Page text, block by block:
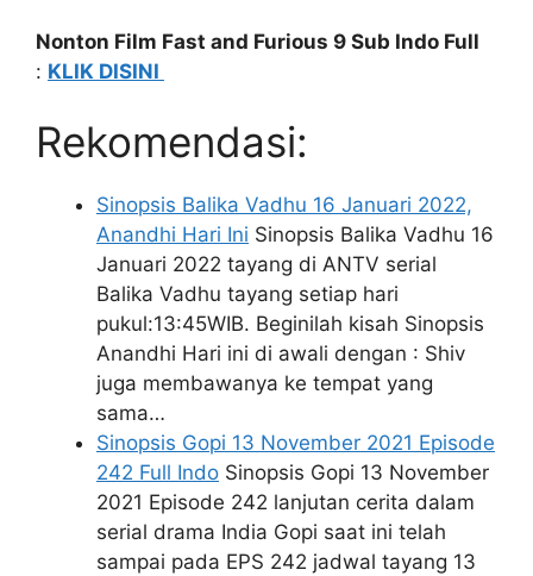
Nonton Film Fast and Furious 9 Sub Indo Full
: KLIK DISINI
Rekomendasi:
Sinopsis Balika Vadhu 16 Januari 2022,
Anandhi Hari Ini Sinopsis Balika Vadhu 16
Januari 2022 tayang di ANTV serial
Balika Vadhu tayang setiap hari
pukul:13:45WIB. Beginilah kisah Sinopsis
Anandhi Hari ini di awali dengan : Shiv
juga membawanya ke tempat yang
sama…
Sinopsis Gopi 13 November 2021 Episode
242 Full Indo Sinopsis Gopi 13 November
2021 Episode 242 lanjutan cerita dalam
serial drama India Gopi saat ini telah
sampai pada EPS 242 jadwal tayang 13